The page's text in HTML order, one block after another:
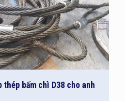
thép bấm chì D38 cho anh